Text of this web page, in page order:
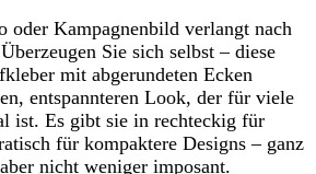
oder Kampagnenbild verlangt nach
Sie sich selbst – diese
mit abgerundeten Ecken
entspannteren Look, der für viele
ist. Es gibt sie in rechteckig für
für kompaktere Designs – ganz
nicht weniger imposant.